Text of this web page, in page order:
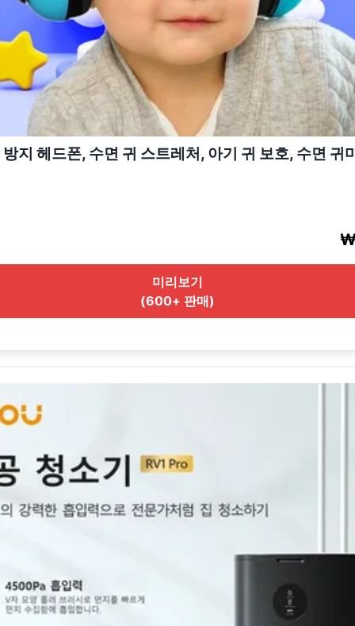
지 헤드폰, 수면 귀 스트레처, 아기 귀 보호, 수면 귀
미리보기
(600+ 판매)